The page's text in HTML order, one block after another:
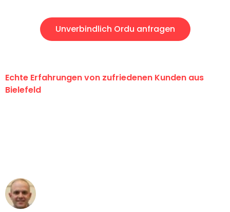
Unverbindlich Ordu anfragen
Echte Erfahrungen von zufriedenen Kunden aus
Bielefeld